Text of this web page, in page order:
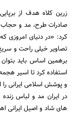
زرین کلاه هدف از
صادرات طرح، مد و حجاب
کرد: «در دنیای امروزی
تصاویر خیلی راحت و
برهمین اساس باید
استفاده کرد تا اسیر
و پوشش اسلامی ایرانی
در ایران مد و لباس
های شاد و اصیل ایرانی